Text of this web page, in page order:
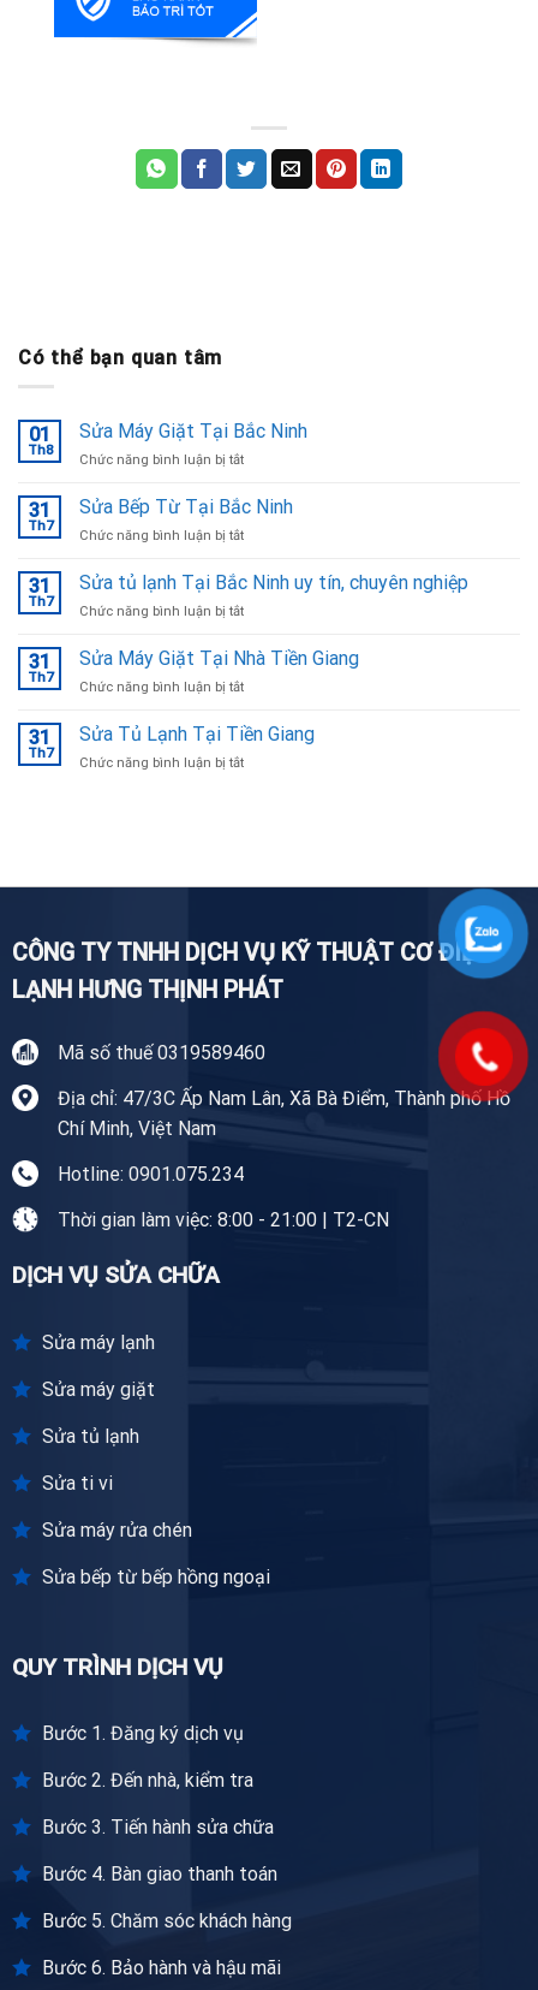
Có thể bạn quan tâm
01
Th8
Sửa Máy Giặt Tại Bắc Ninh
Chức năng bình luận bị tắtở
Máy
Tại
Ninh
31
Th7
Sửa Bếp Từ Tại Bắc Ninh
Chức năng bình luận bị tắtở
Bếp
Tại
Ninh
31
Th7
Sửa tủ lạnh Tại Bắc Ninh uy tín, chuyên nghiệp
Chức năng bình luận bị tắtở
tủ
Tại
Ninh
31
Th7
Sửa Máy Giặt Tại Nhà Tiền Giang
Chức năng bình luận bị tắtở
Máy
Tại
31
Th7
Sửa Tủ Lạnh Tại Tiền Giang
Chức năng bình luận bị tắtở
Giang
CÔNG TY TNHH DỊCH VỤ KỸ THUẬT CƠ ĐIỆN
LẠNH HƯNG THỊNH PHÁT
Mã số thuế 0319589460
Địa chỉ: 47/3C Ấp Nam Lân, Xã Bà Điểm, Thành phố Hồ
Chí Minh, Việt Nam
Hotline: 0901.075.234
Thời gian làm việc: 8:00 - 21:00 | T2-CN
DỊCH VỤ SỬA CHỮA
Sửa máy lạnh
Sửa máy giặt
Sửa tủ lạnh
Sửa ti vi
Sửa máy rửa chén
Sửa bếp từ bếp hồng ngoại
QUY TRÌNH DỊCH VỤ
Bước 1. Đăng ký dịch vụ
Bước 2. Đến nhà, kiểm tra
Bước 3. Tiến hành sửa chữa
Bước 4. Bàn giao thanh toán
Bước 5. Chăm sóc khách hàng
Bước 6. Bảo hành và hậu mãi